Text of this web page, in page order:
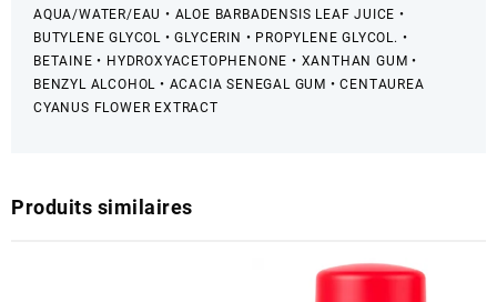
AQUA/WATER/EAU • ALOE BARBADENSIS LEAF JUICE •
BUTYLENE GLYCOL • GLYCERIN • PROPYLENE GLYCOL. •
BETAINE • HYDROXYACETOPHENONE • XANTHAN GUM •
BENZYL ALCOHOL • ACACIA SENEGAL GUM • CENTAUREA
CYANUS FLOWER EXTRACT
Produits similaires